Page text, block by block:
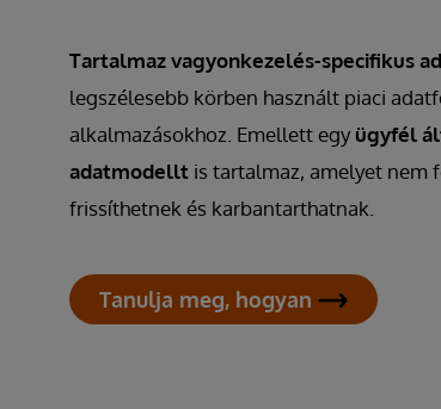
Tartalmaz vagyonkezelés-specifikus
legszélesebb körben használt piaci
alkalmazásokhoz. Emellett együgyfél
adatmodellt is tartalmaz, amelyet nem
frissíthetnek és karbantarthatnak.
Tanulja meg, hogyan